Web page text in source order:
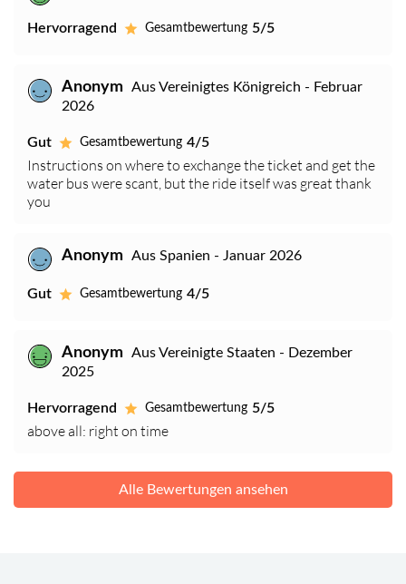
Hervorragend Gesamtbewertung 5/5
Anonym
Aus Vereinigtes Königreich - Februar
2026
Gut Gesamtbewertung 4/5
Instructions on where to exchange the ticket and get the
water bus were scant, but the ride itself was great thank
you
Anonym Aus Spanien - Januar 2026
Gut Gesamtbewertung 4/5
Anonym
Aus Vereinigte Staaten - Dezember
2025
Hervorragend Gesamtbewertung 5/5
above all: right on time
Alle Bewertungen ansehen